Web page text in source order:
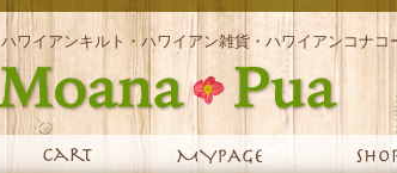
ハワイアンキルト・ハワイアン雑貨・ハワイアンコナコ